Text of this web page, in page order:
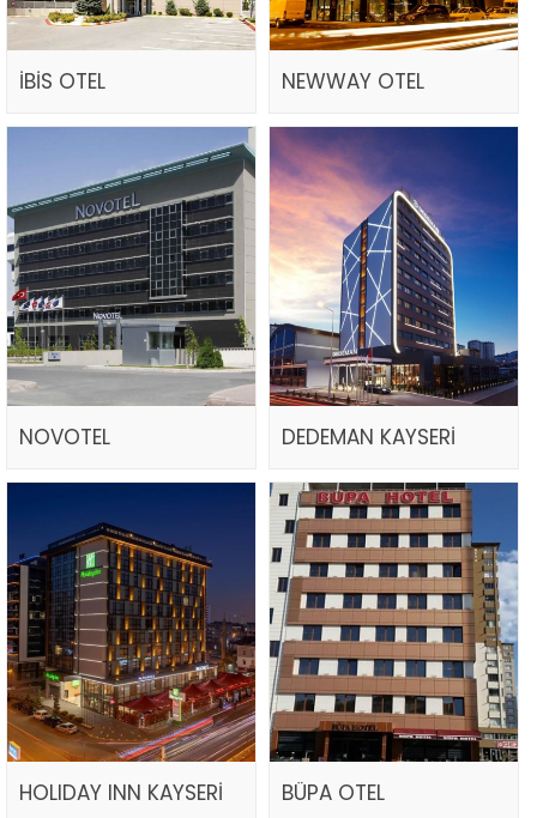
İBİS OTEL NEWWAY OTEL
NOVOTEL DEDEMAN KAYSERİ
HOLIDAY INN KAYSERİ BÜPA OTEL